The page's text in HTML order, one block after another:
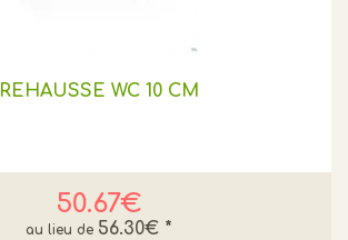
REHAUSSE WC 10 CM
50.67€
56.30€ *